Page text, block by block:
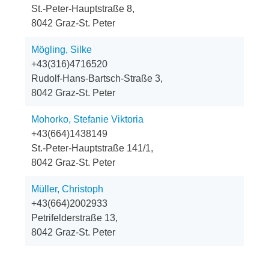
St.-Peter-Hauptstraße 8,
8042 Graz-St. Peter
Mögling, Silke
+43(316)4716520
Rudolf-Hans-Bartsch-Straße 3,
8042 Graz-St. Peter
Mohorko, Stefanie Viktoria
+43(664)1438149
St.-Peter-Hauptstraße 141/1,
8042 Graz-St. Peter
Müller, Christoph
+43(664)2002933
Petrifelderstraße 13,
8042 Graz-St. Peter